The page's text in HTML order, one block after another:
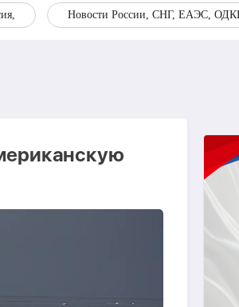
Новости России, СНГ, ЕАЭС,